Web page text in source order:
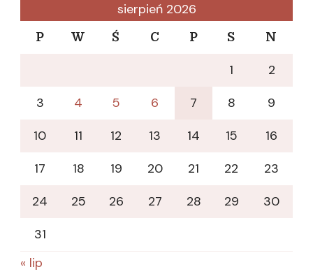
sierpień 2026
P W Ś C P S N
1
2
3
4 5 6 7 8
9
10
11 12 13 14 15
16
17
18 19 20 21 22
23
24
25 26 27 28 29
30
31
« lip